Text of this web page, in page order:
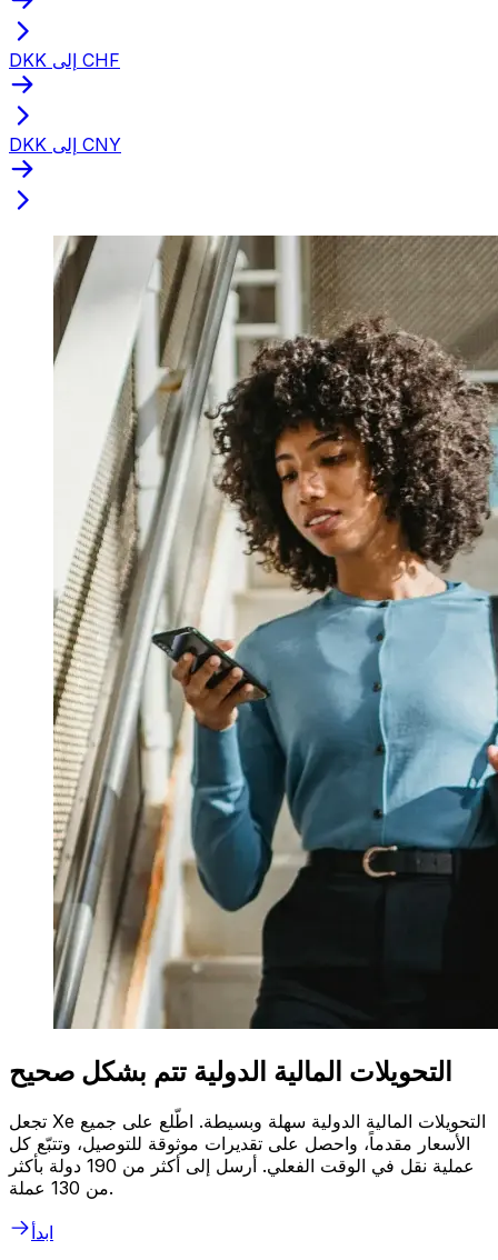
DKK إلى CHF
DKK إلى CNY
التحويلات المالية الدولية تتم بشكل صحيح
تجعل Xe التحويلات المالية الدولية سهلة وبسيطة. اطّلع على جميع
الأسعار مقدماً، واحصل على تقديرات موثوقة للتوصيل، وتتبّع كل
عملية نقل في الوقت الفعلي. أرسل إلى أكثر من 190 دولة بأكثر
من 130 عملة.
ابدأ